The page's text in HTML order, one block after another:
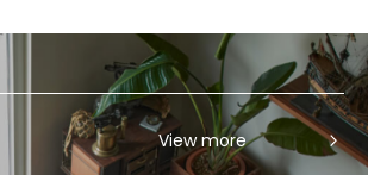
View more